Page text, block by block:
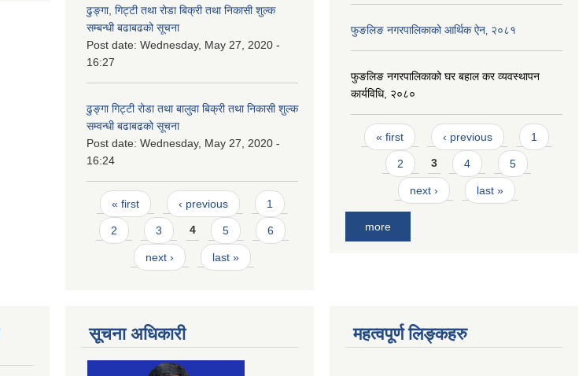
ढुङ्गा, गिट्टी तथा रोडा बिक्री तथा निकासी शुल्क
सम्बन्धी बढाबढको सूचना
Post date: Wednesday, May 27, 2020 -
16:27
ढुङ्गा गिट्टी रोडा तथा बालुवा बिक्री तथा निकासी शुल्क
सम्वन्धी बढाबढको सूचना
Post date: Wednesday, May 27, 2020 -
16:24
Pages
« first ‹ previous 1
2 3 4 5 6
next › last »
फुङलिङ नगरपालिकाको आर्थिक ऐन‚ २०८१
फुङलिङ नगरपालिकाको घर बहाल कर व्यवस्थापन
कार्यविधि, २०८०
Pages
« first ‹ previous 1
2 3 4 5
next › last »
more
सूचना अधिकारी महत्वपूर्ण लिङ्कहरु